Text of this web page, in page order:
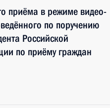
приёма в режиме видео-
по поручению
Российской
по приёму граждан